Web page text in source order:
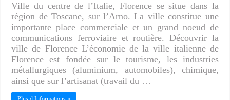
Ville du centre de l’Italie, Florence se situe dans la
région de Toscane, sur l’Arno. La ville constitue une
importante place commerciale et un grand noeud de
communications ferroviaire et routière. Découvrir la
ville de Florence L’économie de la ville italienne de
Florence est fondée sur le tourisme, les industries
métallurgiques (aluminium, automobiles), chimique,
ainsi que sur l’artisanat (travail du …